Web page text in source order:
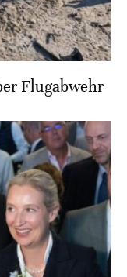
Flugabwehr